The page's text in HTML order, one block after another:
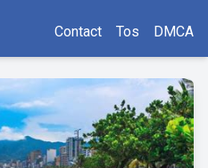
Contact Tos DMCA